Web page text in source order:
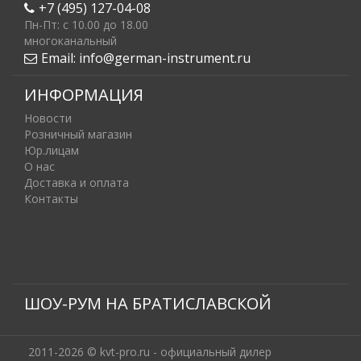
+7 (495) 127-04-08
Пн-Пт: c 10.00 до 18.00
многоканальный
Email: info@german-instrument.ru
ИНФОРМАЦИЯ
Новости
Розничный магазин
Юр.лицам
О нас
Доставка и оплата
Контакты
ШОУ-РУМ НА БРАТИСЛАВСКОЙ
2011-2026 © kvt-pro.ru - официальный дилер